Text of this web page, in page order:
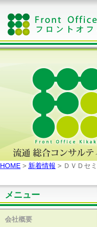
HOME > 新着情報 > ＤＶＤセ
メニュー
会社概要